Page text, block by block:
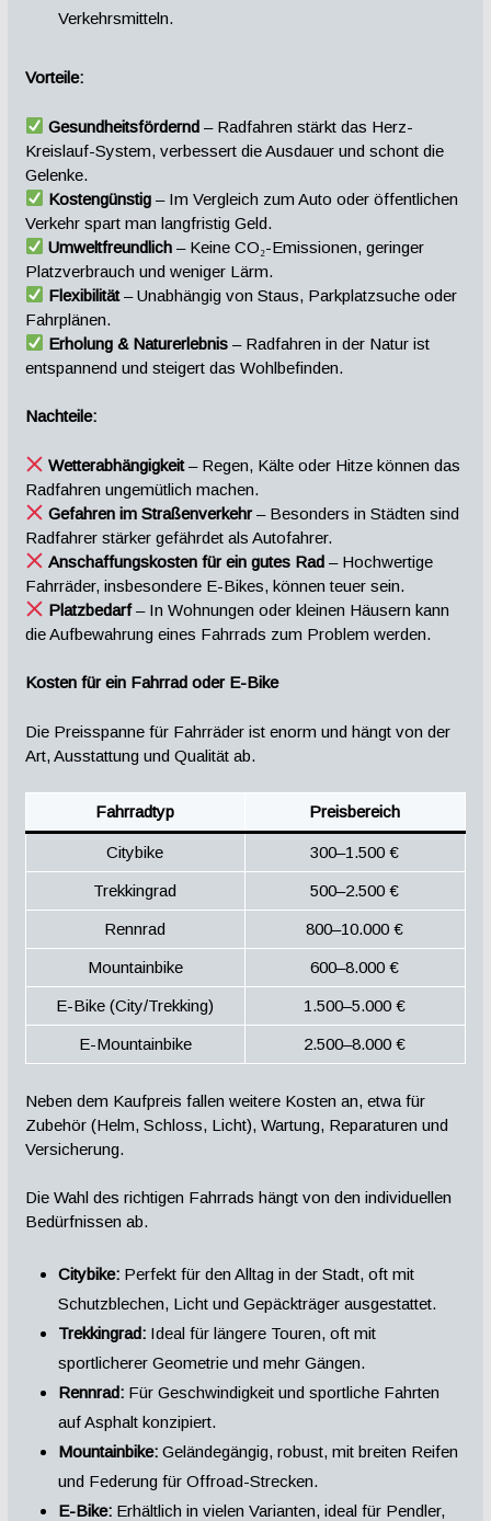
Verkehrsmitteln.
Vorteile:
Gesundheitsfördernd– Radfahren stärkt das Herz-
Kreislauf-System, verbessert die Ausdauer und schont die
Gelenke.
Kostengünstig– Im Vergleich zum Auto oder öffentlichen
Verkehr spart man langfristig Geld.
Umweltfreundlich– Keine CO₂-Emissionen, geringer
Platzverbrauch und weniger Lärm.
Flexibilität– Unabhängig von Staus, Parkplatzsuche oder
Fahrplänen.
Erholung & Naturerlebnis– Radfahren in der Natur ist
entspannend und steigert das Wohlbefinden.
Nachteile:
Wetterabhängigkeit– Regen, Kälte oder Hitze können das
Radfahren ungemütlich machen.
Gefahren im Straßenverkehr– Besonders in Städten sind
Radfahrer stärker gefährdet als Autofahrer.
Anschaffungskosten für ein gutes Rad– Hochwertige
Fahrräder, insbesondere E-Bikes, können teuer sein.
Platzbedarf– In Wohnungen oder kleinen Häusern kann
die Aufbewahrung eines Fahrrads zum Problem werden.
Kosten für ein Fahrrad oder E-Bike
Die Preisspanne für Fahrräder ist enorm und hängt von der
Art, Ausstattung und Qualität ab.
Fahrradtyp Preisbereich
Citybike 300–1.500 €
Trekkingrad 500–2.500 €
Rennrad 800–10.000 €
Mountainbike 600–8.000 €
E-Bike (City/Trekking) 1.500–5.000 €
E-Mountainbike 2.500–8.000 €
Neben dem Kaufpreis fallen weitere Kosten an, etwa für
Zubehör (Helm, Schloss, Licht), Wartung, Reparaturen und
Versicherung.
Die Wahl des richtigen Fahrrads hängt von den individuellen
Bedürfnissen ab.
Citybike:Perfekt für den Alltag in der Stadt, oft mit
Schutzblechen, Licht und Gepäckträger ausgestattet.
Trekkingrad:Ideal für längere Touren, oft mit
sportlicherer Geometrie und mehr Gängen.
Rennrad:Für Geschwindigkeit und sportliche Fahrten
auf Asphalt konzipiert.
Mountainbike:Geländegängig, robust, mit breiten Reifen
und Federung für Offroad-Strecken.
E-Bike:Erhältlich in vielen Varianten, ideal für Pendler,